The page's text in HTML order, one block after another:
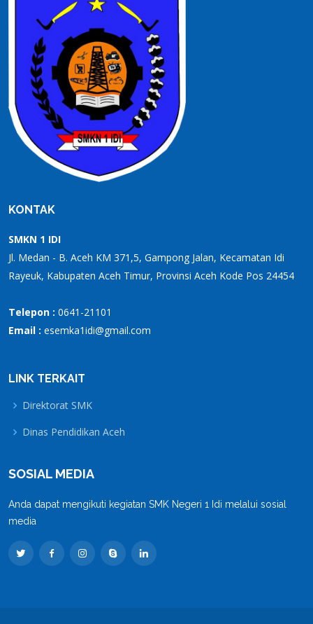
KONTAK
SMKN 1 IDI
Jl. Medan - B. Aceh KM 371,5, Gampong Jalan, Kecamatan Idi
Rayeuk, Kabupaten Aceh Timur, Provinsi Aceh Kode Pos 24454
Telepon : 0641-21101
Email : esemka1idi@gmail.com
LINK TERKAIT
Direktorat SMK
Dinas Pendidikan Aceh
SOSIAL MEDIA
Anda dapat mengikuti kegiatan SMK Negeri 1 Idi melalui sosial
media